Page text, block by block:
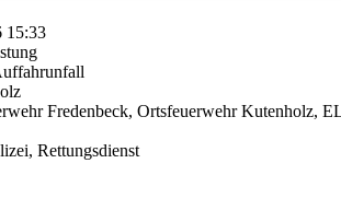
15:33
Fredenbeck, Ortsfeuerwehr Kutenholz,
Rettungsdienst